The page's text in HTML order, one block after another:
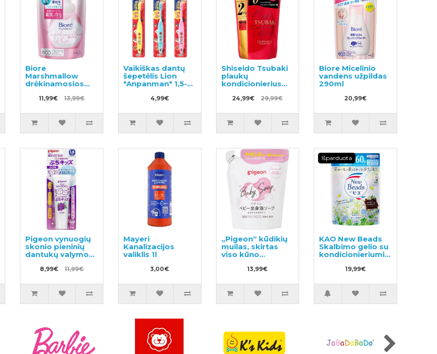
Biore
Marshmallow
drėkinamosios
valomosios
putos, užpildas
11,99€ 13,99€
Vaikiškas dantų
šepetėlis Lion
"Anpanman" 1,5-5
4,99€
Shiseido Tsubaki
plaukų
kondicionierius
papildymas
660ml
24,99€ 29,99€
Biore Micelinio
vandens užpildas
290ml
20,99€
Pigeon vynuogių
skonio pieninių
dantukų valymo
gelis 50g
8,99€ 11,99€
Mayeri
Kanalizacijos
valiklis 1l
3,00€
„Pigeon“ kūdikių
muilas, skirtas
viso kūno
prausimui, Flower
užpildas 400ml
13,99€
Išparduota
KAO New Beads
Skalbimo gelio su
kondicionieriumi
užpildas 1160g
19,99€